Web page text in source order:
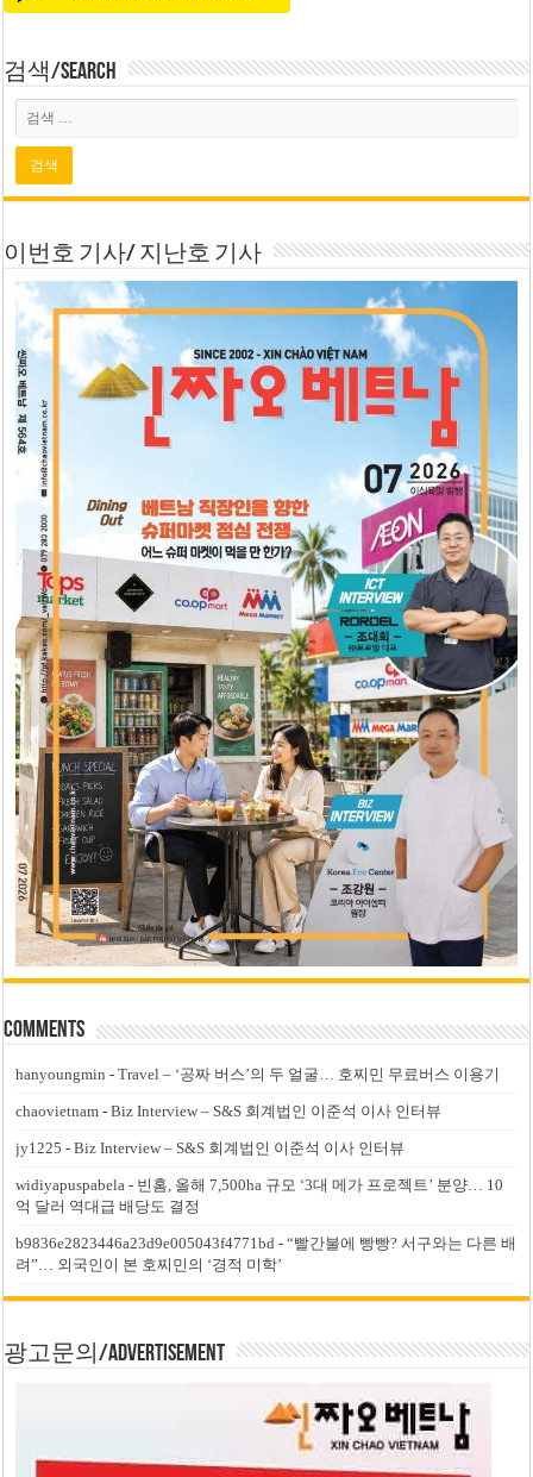
검색/Search
이번호 기사/ 지난호 기사
Comments
hanyoungmin -Travel – ‘공짜 버스’의 두 얼굴… 호찌민 무료버스 이용기
chaovietnam -Biz Interview – S&S 회계법인 이준석 이사 인터뷰
jy1225 -Biz Interview – S&S 회계법인 이준석 이사 인터뷰
widiyapuspabela - 빈홈, 올해 7,500ha 규모 ‘3대 메가 프로젝트’ 분양… 10
억 달러 역대급 배당도 결정
b9836e2823446a23d9e005043f4771bd -“빨간불에 빵빵? 서구와는 다른 배
려”… 외국인이 본 호찌민의 ‘경적 미학’
광고문의/Advertisement